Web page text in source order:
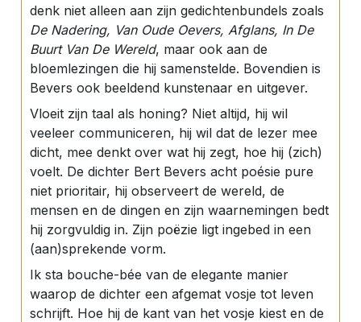
denk niet alleen aan zijn gedichtenbundels zoals
De Nadering, Van Oude Oevers, Afglans, In De
Buurt Van De Wereld, maar ook aan de
bloemlezingen die hij samenstelde. Bovendien is
Bevers ook beeldend kunstenaar en uitgever.
Vloeit zijn taal als honing? Niet altijd, hij wil
veeleer communiceren, hij wil dat de lezer mee
dicht, mee denkt over wat hij zegt, hoe hij (zich)
voelt. De dichter Bert Bevers acht poésie pure
niet prioritair, hij observeert de wereld, de
mensen en de dingen en zijn waarnemingen bedt
hij zorgvuldig in. Zijn poëzie ligt ingebed in een
(aan)sprekende vorm.
Ik sta bouche-bée van de elegante manier
waarop de dichter een afgemat vosje tot leven
schrijft. Hoe hij de kant van het vosje kiest en de